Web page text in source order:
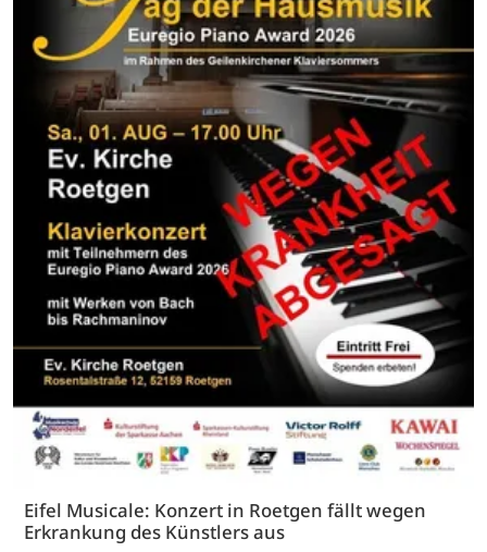
Eifel Musicale: Konzert in Roetgen fällt wegen
Erkrankung des Künstlers aus